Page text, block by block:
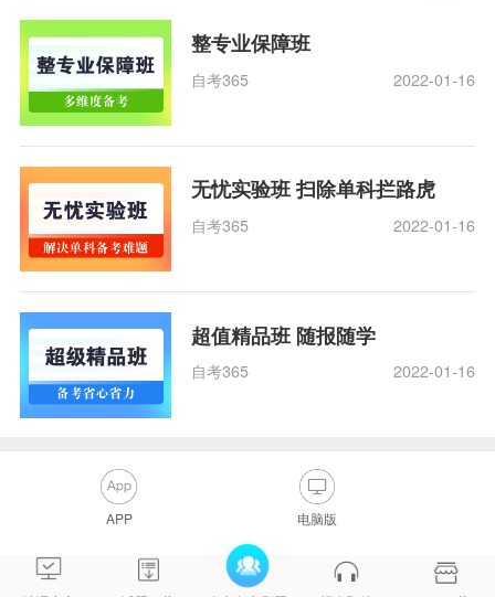
整专业保障班
自考365 2022-01-16
无忧实验班 扫除单科拦路虎
自考365 2022-01-16
超值精品班 随报随学
自考365 2022-01-16
APP 电脑版